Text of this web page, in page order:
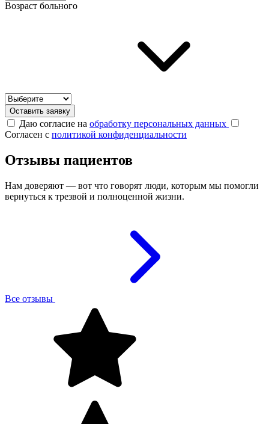
Возраст больного
Оставить заявку
Даю согласие на обработку персональных данных
Согласен с политикой конфиденциальности
Отзывы пациентов
Нам доверяют — вот что говорят люди, которым мы помогли
вернуться к трезвой и полноценной жизни.
Все отзывы